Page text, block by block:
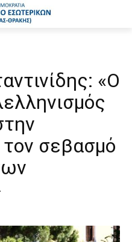
«Ο
τον σεβασμό